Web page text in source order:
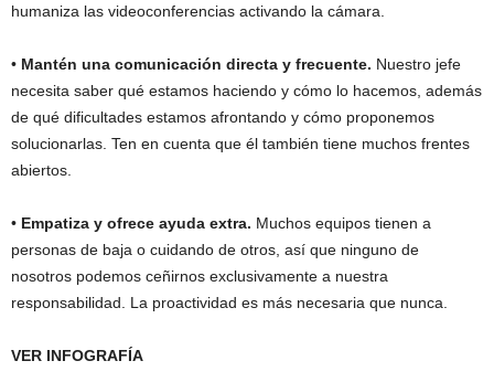
humaniza las videoconferencias activando la cámara.
• Mantén una comunicación directa y frecuente. Nuestro jefe
necesita saber qué estamos haciendo y cómo lo hacemos, además
de qué dificultades estamos afrontando y cómo proponemos
solucionarlas. Ten en cuenta que él también tiene muchos frentes
abiertos.
• Empatiza y ofrece ayuda extra. Muchos equipos tienen a
personas de baja o cuidando de otros, así que ninguno de
nosotros podemos ceñirnos exclusivamente a nuestra
responsabilidad. La proactividad es más necesaria que nunca.
VER INFOGRAFÍA